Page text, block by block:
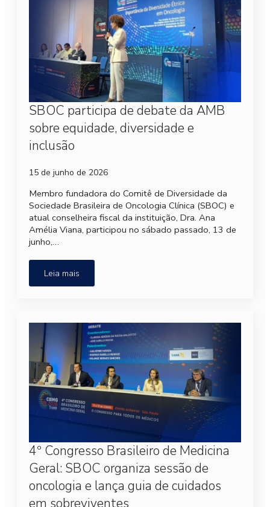
SBOC participa de debate da AMB
sobre equidade, diversidade e
inclusão
15 de junho de 2026
Membro fundadora do Comitê de Diversidade da
Sociedade Brasileira de Oncologia Clínica (SBOC) e
atual conselheira fiscal da instituição, Dra. Ana
Amélia Viana, participou no sábado passado, 13 de
junho,…
Leia mais
4º Congresso Brasileiro de Medicina
Geral: SBOC organiza sessão de
oncologia e lança guia de cuidados